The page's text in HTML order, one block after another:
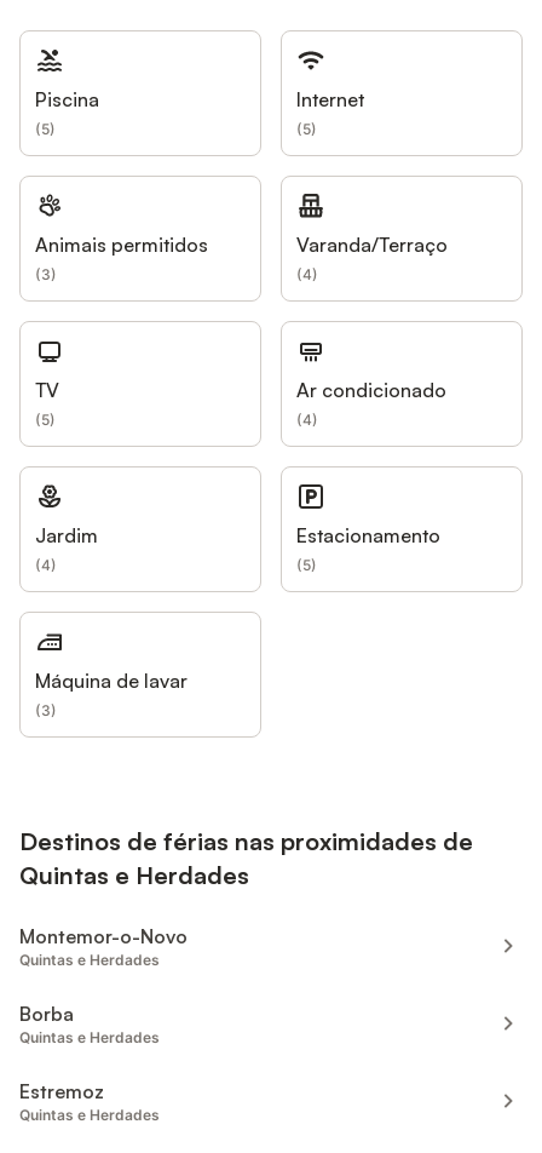
Piscina
(5)
Internet
(5)
Animais permitidos
(3)
Varanda/Terraço
(4)
TV
(5)
Ar condicionado
(4)
Jardim
(4)
Estacionamento
(5)
Máquina de lavar
(3)
Destinos de férias nas proximidades de
Quintas e Herdades
Montemor-o-Novo
Quintas e Herdades
Borba
Quintas e Herdades
Estremoz
Quintas e Herdades